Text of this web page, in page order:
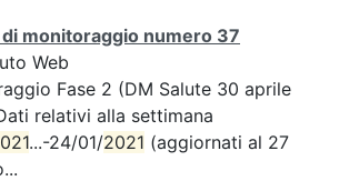
monitoraggio numero 37
Web
Fase 2 (DM Salute 30 aprile
relativi alla settimana
...-24/01/2021 (aggiornati al 27